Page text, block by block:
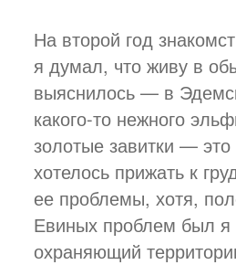
На второй год
я думал, что живу в
выяснилось — в
какого-то нежного
золотые завитки —
хотелось прижать к
ее проблемы, хотя,
Евиных проблем был я
охраняющий